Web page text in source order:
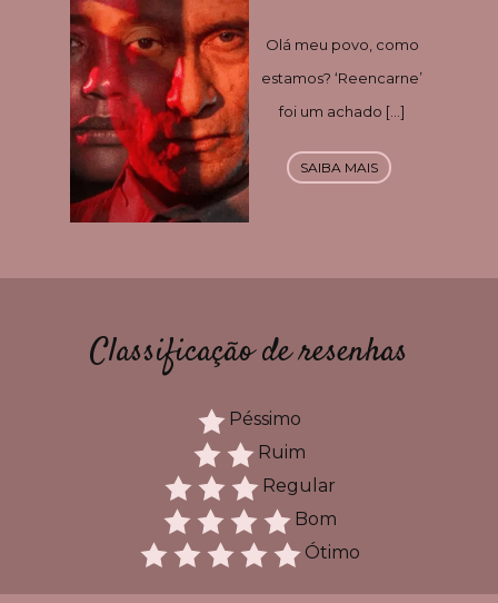
Olá meu povo, como
estamos? ‘Reencarne’
foi um achado […]
SAIBA MAIS
Classificação de resenhas
Péssimo
Ruim
Regular
Bom
Ótimo